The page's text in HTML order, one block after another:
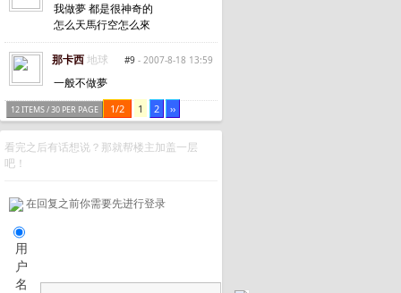
我做夢 都是很神奇的
怎么天馬行空怎么來
#9 - 2007-8-18 13:59
那卡西地球
一般不做夢
12 ITEMS / 30 PER PAGE 1/2 1 2 ››
看完之后有话想说？那就帮楼主加盖一层
吧！
在回复之前你需要先进行登录
用
户
名